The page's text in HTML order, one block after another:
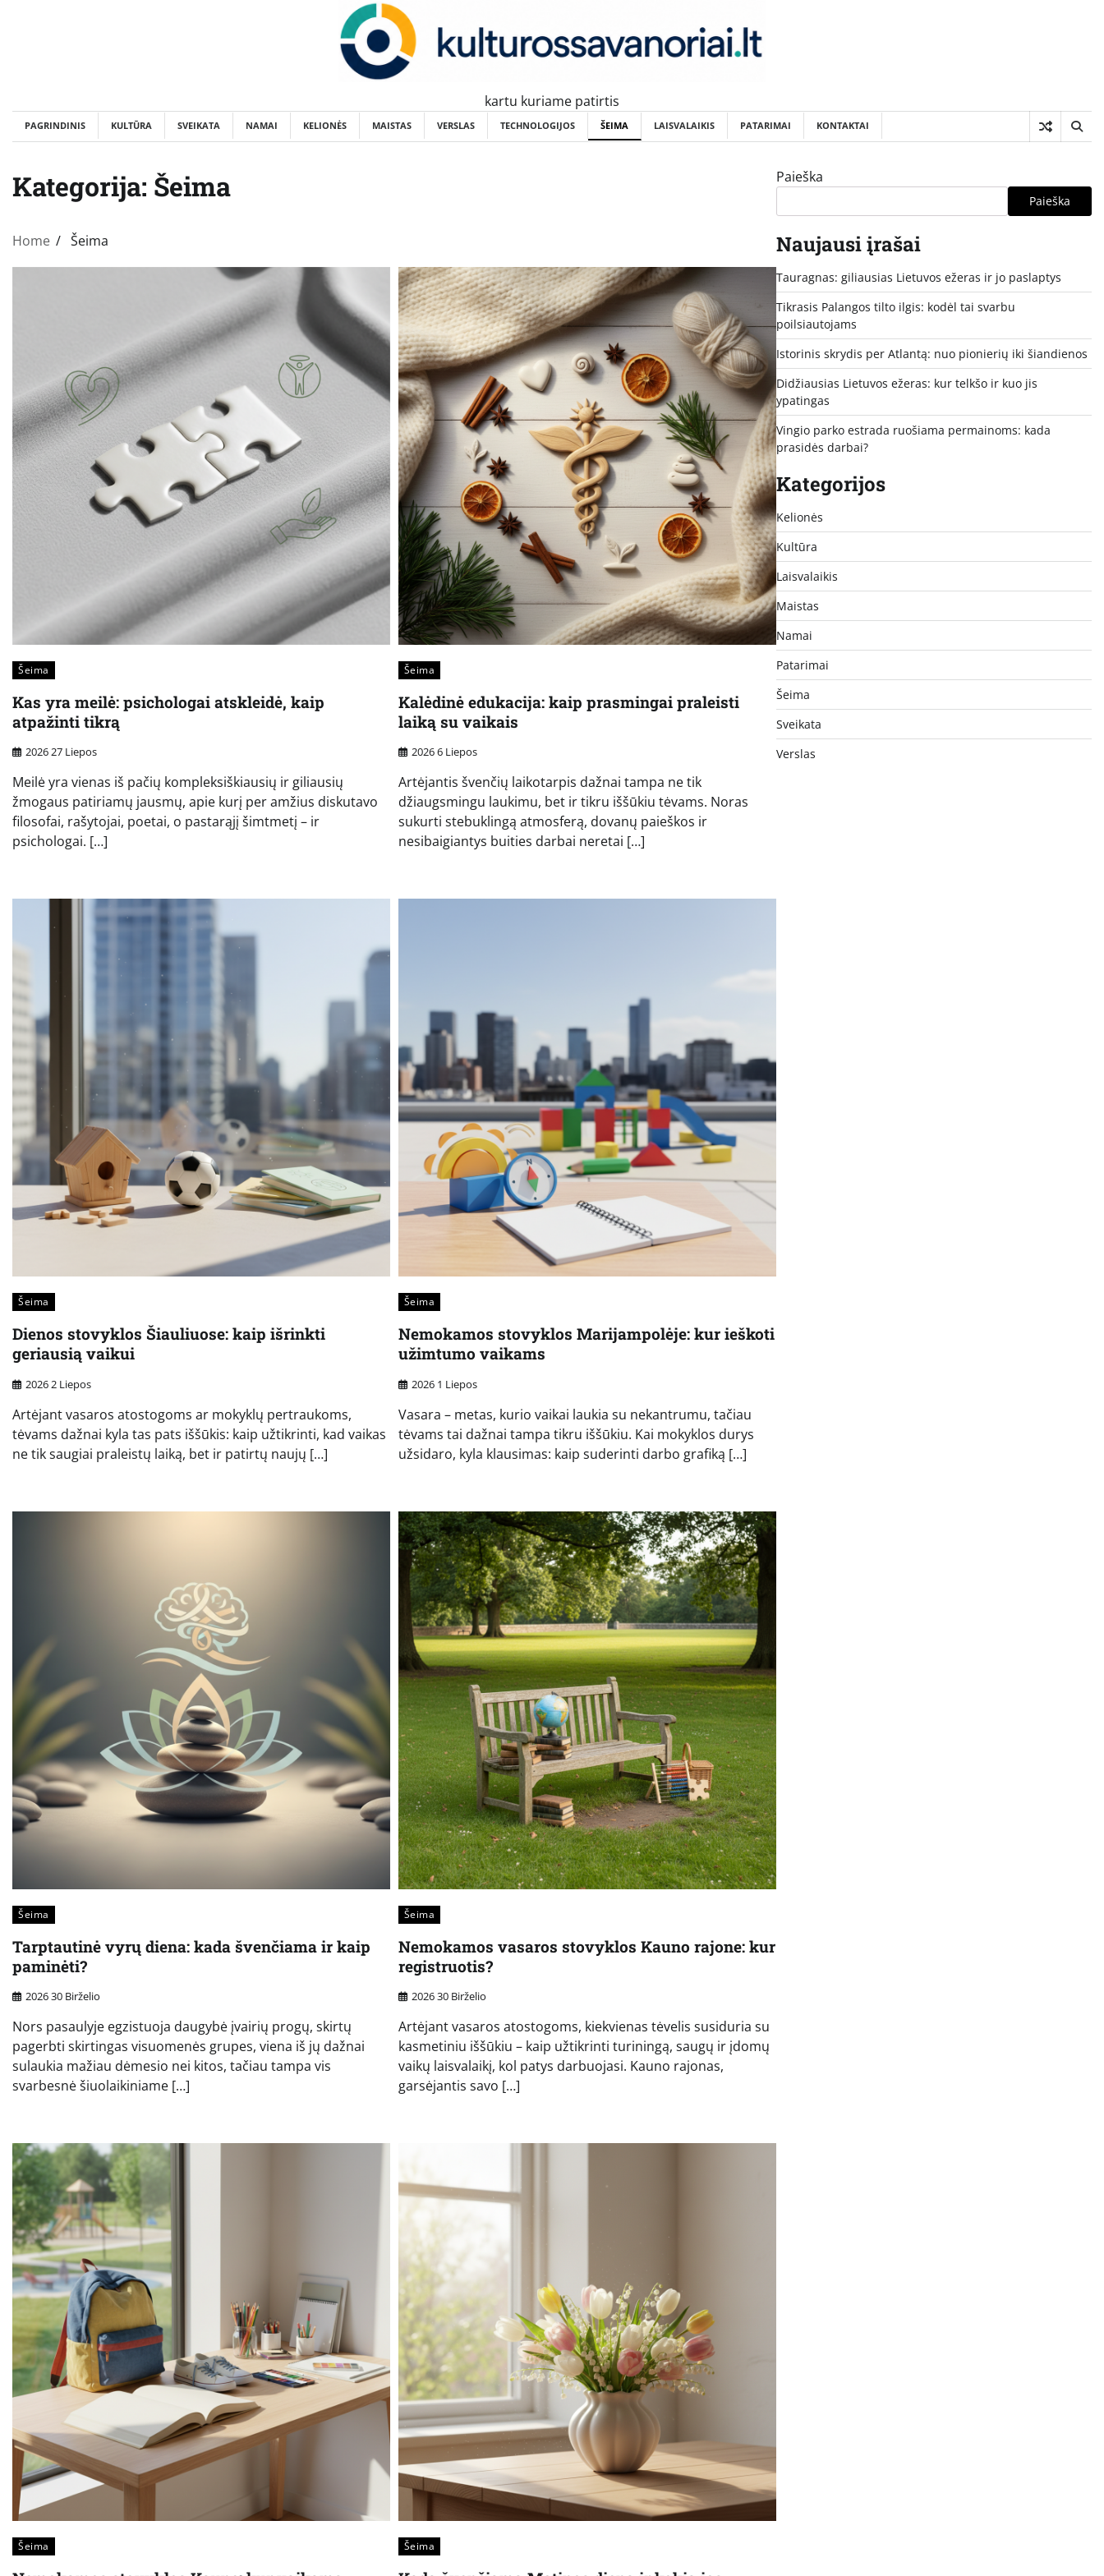
kartu kuriame patirtis
PAGRINDINIS KULTŪRA SVEIKATA NAMAI KELIONĖS MAISTAS VERSLAS TECHNOLOGIJOS ŠEIMA LAISVALAIKIS PATARIMAI KONTAKTAI
Kategorija: Šeima
Home Šeima
Šeima
Kas yra meilė: psichologai atskleidė, kaip
atpažinti tikrą
2026 27 Liepos
Meilė yra vienas iš pačių kompleksiškiausių ir giliausių
žmogaus patiriamų jausmų, apie kurį per amžius diskutavo
filosofai, rašytojai, poetai, o pastarąjį šimtmetį – ir
psichologai. […]
Šeima
Kalėdinė edukacija: kaip prasmingai praleisti
laiką su vaikais
2026 6 Liepos
Artėjantis švenčių laikotarpis dažnai tampa ne tik
džiaugsmingu laukimu, bet ir tikru iššūkiu tėvams. Noras
sukurti stebuklingą atmosferą, dovanų paieškos ir
nesibaigiantys buities darbai neretai […]
Šeima
Dienos stovyklos Šiauliuose: kaip išrinkti
geriausią vaikui
2026 2 Liepos
Artėjant vasaros atostogoms ar mokyklų pertraukoms,
tėvams dažnai kyla tas pats iššūkis: kaip užtikrinti, kad vaikas
ne tik saugiai praleistų laiką, bet ir patirtų naujų […]
Šeima
Nemokamos stovyklos Marijampolėje: kur ieškoti
užimtumo vaikams
2026 1 Liepos
Vasara – metas, kurio vaikai laukia su nekantrumu, tačiau
tėvams tai dažnai tampa tikru iššūkiu. Kai mokyklos durys
užsidaro, kyla klausimas: kaip suderinti darbo grafiką […]
Šeima
Tarptautinė vyrų diena: kada švenčiama ir kaip
paminėti?
2026 30 Birželio
Nors pasaulyje egzistuoja daugybė įvairių progų, skirtų
pagerbti skirtingas visuomenės grupes, viena iš jų dažnai
sulaukia mažiau dėmesio nei kitos, tačiau tampa vis
svarbesnė šiuolaikiniame […]
Šeima
Nemokamos vasaros stovyklos Kauno rajone: kur
registruotis?
2026 30 Birželio
Artėjant vasaros atostogoms, kiekvienas tėvelis susiduria su
kasmetiniu iššūkiu – kaip užtikrinti turiningą, saugų ir įdomų
vaikų laisvalaikį, kol patys darbuojasi. Kauno rajonas,
garsėjantis savo […]
Šeima Šeima
Paieška
Paieška
Naujausi įrašai
Tauragnas: giliausias Lietuvos ežeras ir jo paslaptys
Tikrasis Palangos tilto ilgis: kodėl tai svarbu
poilsiautojams
Istorinis skrydis per Atlantą: nuo pionierių iki šiandienos
Didžiausias Lietuvos ežeras: kur telkšo ir kuo jis
ypatingas
Vingio parko estrada ruošiama permainoms: kada
prasidės darbai?
Kategorijos
Kelionės
Kultūra
Laisvalaikis
Maistas
Namai
Patarimai
Šeima
Sveikata
Verslas